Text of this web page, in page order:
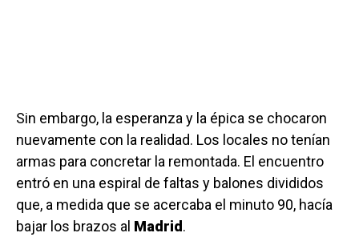
Sin embargo, la esperanza y la épica se chocaron
nuevamente con la realidad. Los locales no tenían
armas para concretar la remontada. El encuentro
entró en una espiral de faltas y balones divididos
que, a medida que se acercaba el minuto 90, hacía
bajar los brazos al Madrid .